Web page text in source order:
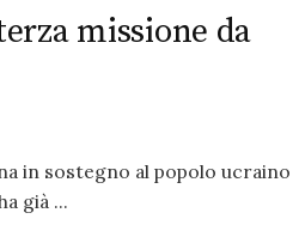
missione da
in sostegno al popolo ucraino
già ...